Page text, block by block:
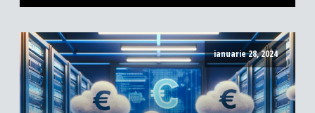
ianuarie 28, 2024